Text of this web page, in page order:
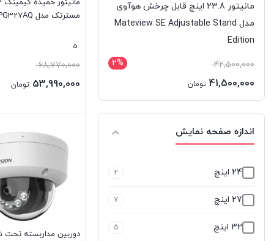
مانیتور 23.8 اینچ قابل چرخش هوآوی
مدل Mateview SE Adjustable Stand
Edition
2%
42,500,000
41,500,000 تومان
اندازه صفحه نمایش
24 اینچ 2
27 اینچ 7
32 اینچ 5
مسترتک مدل PG327AQ
5
68,770,000
53,990,000 تومان
دوربین مداربسته تحت